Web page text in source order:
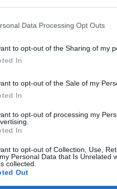
Data Processing Opt Outs
to opt-out of the Sharing of my
In
to opt-out of the Sale of my
In
to opt-out of processing my
In
to opt-out of Collection, Use,
Personal Data that Is Unrelated
collected.
Out